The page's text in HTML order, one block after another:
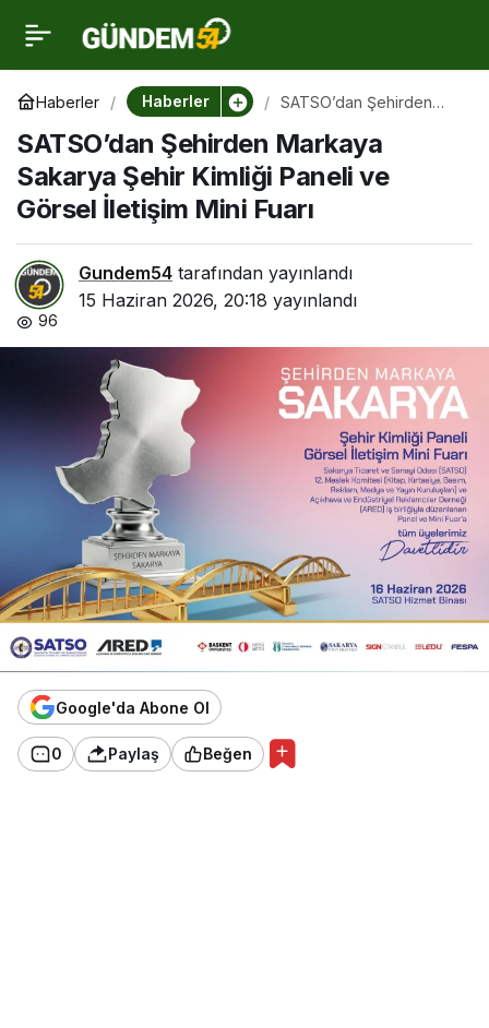
Haberler Haberler
SATSO’dan Şehirden
Kimliği Paneli ve Görsel
İletişim Mini Fuarı
SATSO’dan Şehirden Markaya
Sakarya Şehir Kimliği Paneli ve
Görsel İletişim Mini Fuarı
Gundem54 tarafından yayınlandı
15 Haziran 2026, 20:18 yayınlandı
96
Google'da Abone Ol
0 Paylaş Beğen
SATSO’dan Şehirden
Markaya Sakarya Şehir
Kimliği Paneli ve Görsel
İletişim Mini Fuarı